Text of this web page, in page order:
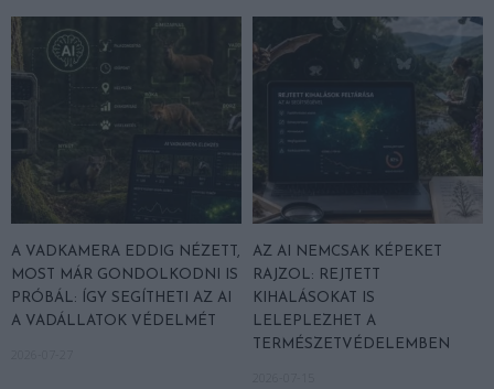
A VADKAMERA EDDIG NÉZETT,
MOST MÁR GONDOLKODNI IS
PRÓBÁL: ÍGY SEGÍTHETI AZ AI
A VADÁLLATOK VÉDELMÉT
AZ AI NEMCSAK KÉPEKET
RAJZOL: REJTETT
KIHALÁSOKAT IS
LELEPLEZHET A
TERMÉSZETVÉDELEMBEN